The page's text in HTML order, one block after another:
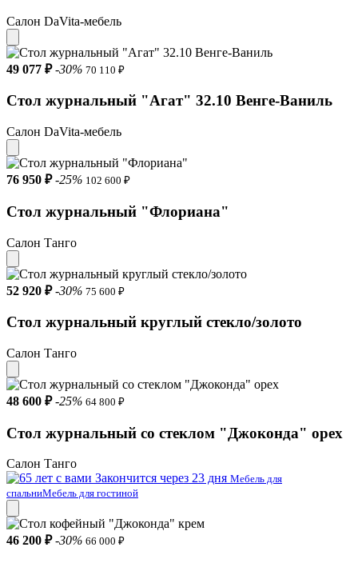
Салон DaVita-мебель
49 077 ₽ -30% 70 110 ₽
Стол журнальный "Агат" 32.10 Венге-Ваниль
Салон DaVita-мебель
76 950 ₽ -25% 102 600 ₽
Стол журнальный "Флориана"
Салон Танго
52 920 ₽ -30% 75 600 ₽
Стол журнальный круглый стекло/золото
Салон Танго
48 600 ₽ -25% 64 800 ₽
Стол журнальный со стеклом "Джоконда" орех
Салон Танго
Закончится через 23 дня Мебель для
спальниМебель для гостиной
46 200 ₽ -30% 66 000 ₽